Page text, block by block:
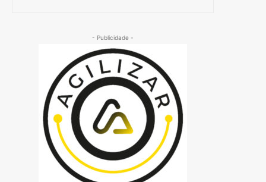
- Publicidade -